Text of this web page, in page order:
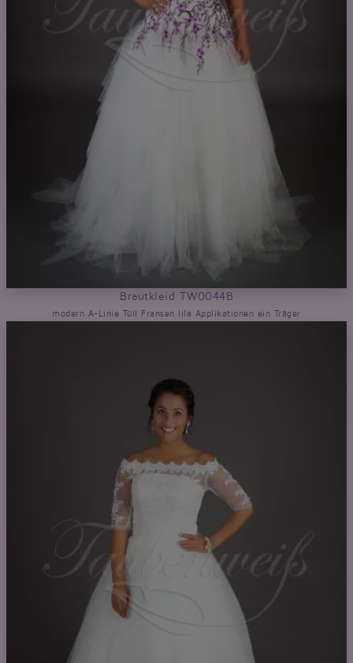
Brautkleid TW0044B
modern A-Linie Tüll Fransen lila Applikationen ein Träger